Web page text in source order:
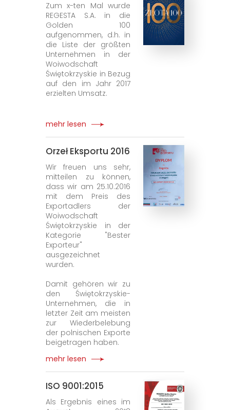
Zum x-ten Mal wurde
REGESTA S.A. in die
Golden 100
aufgenommen, d.h. in
die Liste der größten
Unternehmen in der
Woiwodschaft
Świętokrzyskie in Bezug
auf den im Jahr 2017
erzielten Umsatz.
mehr lesen
Orzeł Eksportu 2016
Wir freuen uns sehr,
mitteilen zu können,
dass wir am 25.10.2016
mit dem Preis des
Exportadlers der
Woiwodschaft
Świętokrzyskie in der
Kategorie "Bester
Exporteur"
ausgezeichnet
wurden.
Damit gehören wir zu
den Świętokrzyskie-
Unternehmen, die in
letzter Zeit am meisten
zur Wiederbelebung
der polnischen Exporte
beigetragen haben.
mehr lesen
ISO 9001:2015
Als Ergebnis eines im